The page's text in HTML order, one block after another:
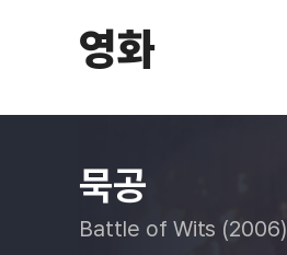
영화
묵공
Battle of Wits (2006)